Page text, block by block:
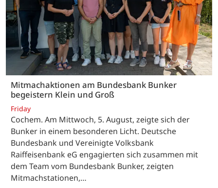
Mitmachaktionen am Bundesbank Bunker
begeistern Klein und Groß
Friday
Cochem. Am Mittwoch, 5. August, zeigte sich der
Bunker in einem besonderen Licht. Deutsche
Bundesbank und Vereinigte Volksbank
Raiffeisenbank eG engagierten sich zusammen mit
dem Team vom Bundesbank Bunker, zeigten
Mitmachstationen,…